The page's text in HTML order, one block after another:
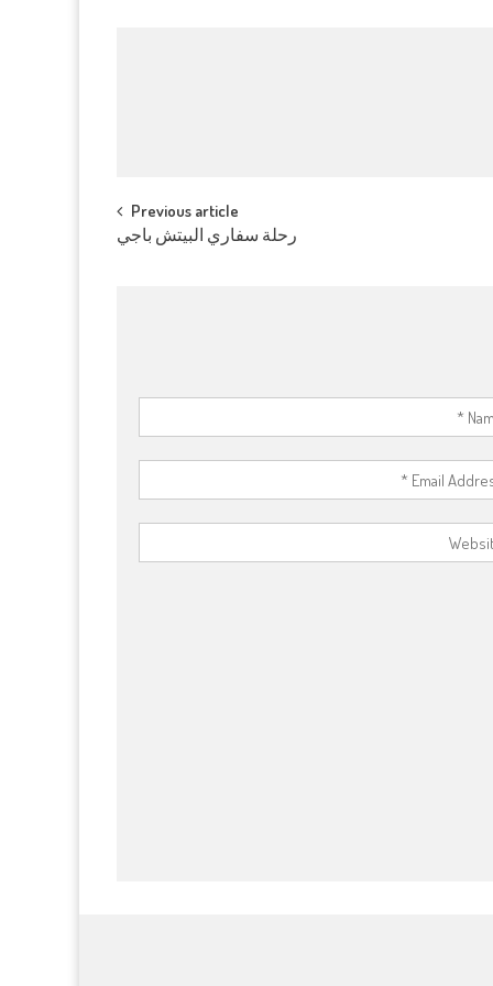
Previous article
رحلة سفاري البيتش باجي